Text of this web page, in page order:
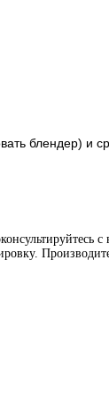
блендер) и